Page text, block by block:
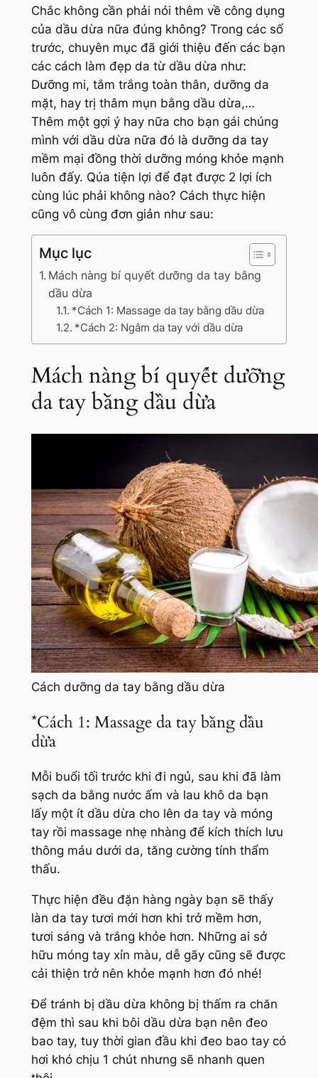
Chắc không cần phải nói thêm về công dụng
của dầu dừa nữa đúng không? Trong các số
trước, chuyên mục đã giới thiệu đến các bạn
các cách làm đẹp da từ dầu dừa như:
Dưỡng mi, tắm trắng toàn thân, dưỡng da
mặt, hay trị thâm mụn bằng dầu dừa,…
Thêm một gợi ý hay nữa cho bạn gái chúng
mình với dầu dừa nữa đó là dưỡng da tay
mềm mại đồng thời dưỡng móng khỏe mạnh
luôn đấy. Qúa tiện lợi để đạt được 2 lợi ích
cùng lúc phải không nào? Cách thực hiện
cũng vô cùng đơn giản như sau:
Mục lục
Mách nàng bí quyết dưỡng da tay bằng
dầu dừa
*Cách 1: Massage da tay bằng dầu dừa
*Cách 2: Ngâm da tay với dầu dừa
Mách nàng bí quyết dưỡng
da tay bằng dầu dừa
Cách dưỡng da tay bằng dầu dừa
*Cách 1: Massage da tay bằng dầu
dừa
Mỗi buổi tối trước khi đi ngủ, sau khi đã làm
sạch da bằng nước ấm và lau khô da bạn
lấy một ít dầu dừa cho lên da tay và móng
tay rồi massage nhẹ nhàng để kích thích lưu
thông máu dưới da, tăng cường tính thẩm
thấu.
Thực hiện đều đặn hàng ngày bạn sẽ thấy
làn da tay tươi mới hơn khi trở mềm hơn,
tươi sáng và trắng khỏe hơn. Những ai sở
hữu móng tay xỉn màu, dễ gãy cũng sẽ được
cải thiện trở nên khỏe mạnh hơn đó nhé!
Để tránh bị dầu dừa không bị thấm ra chăn
đệm thì sau khi bôi dầu dừa bạn nên đeo
bao tay, tuy thời gian đầu khi đeo bao tay có
hơi khó chịu 1 chút nhưng sẽ nhanh quen